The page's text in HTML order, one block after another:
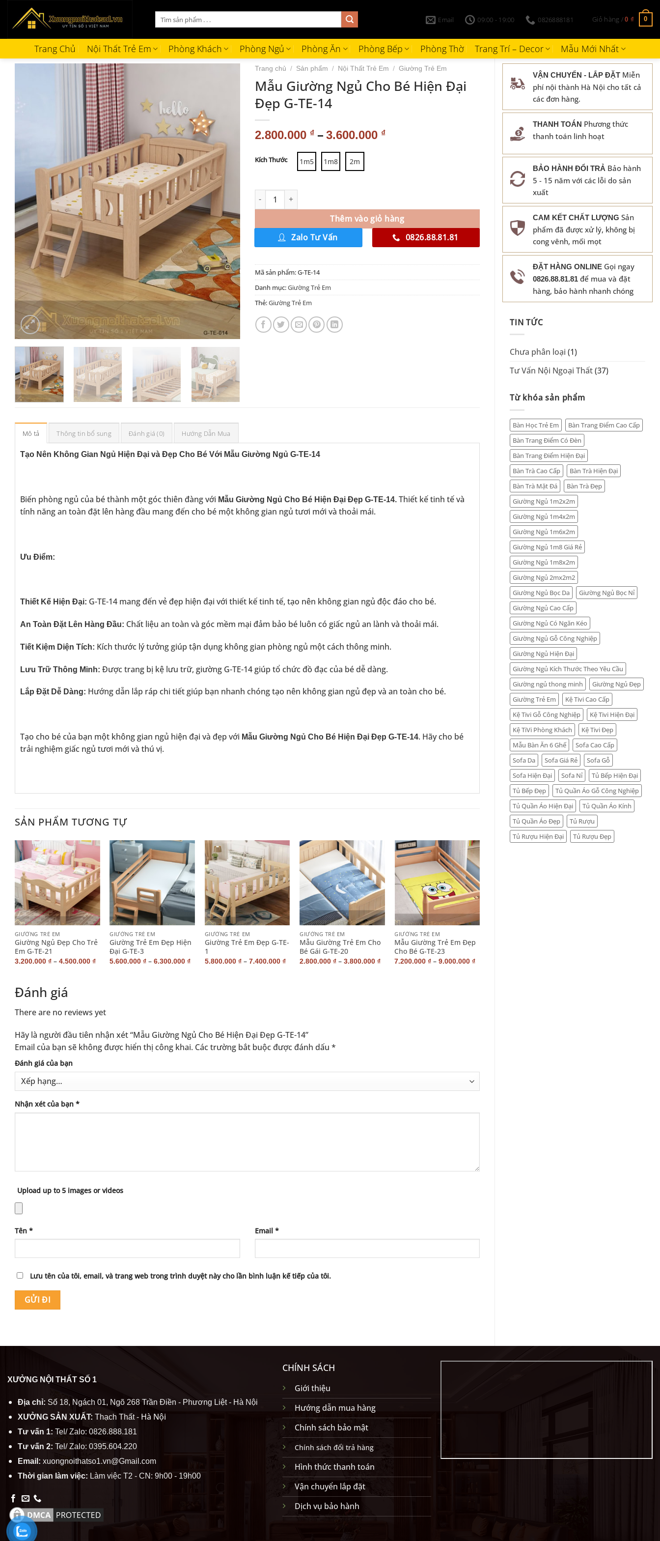
Tìm
kiếm:
Email 09:00 - 19:00 0826888181 Giỏ hàng /0 ₫ 0
Trang Chủ Nội Thất Trẻ Em Phòng Khách Phòng Ngủ Phòng Ăn Phòng Bếp Phòng Thờ Trang Trí – Decor Mẫu Mới Nhất
VẬN CHUYỂN - LẮP ĐẶT Miễn
phí nội thành Hà Nội cho tất cả
các đơn hàng.
THANH TOÁN Phương thức
thanh toán linh hoạt
BẢO HÀNH ĐỔI TRẢ Bảo hành
5 - 15 năm với các lỗi do sản
xuất
CAM KẾT CHẤT LƯỢNG Sản
phẩm đã được xử lý, không bị
cong vênh, mối mọt
ĐẶT HÀNG ONLINE Gọi ngay
0826.88.81.81 để mua và đặt
hàng, bảo hành nhanh chóng
TIN TỨC
Chưa phân loại (1)
Tư Vấn Nội Ngoại Thất(37)
Từ khóa sản phẩm
Bàn Học Trẻ Em
Bàn Trang Điểm Cao Cấp
Bàn Trang Điểm Có Đèn
Bàn Trang Điểm Hiện Đại
Bàn Trà Cao Cấp
Bàn Trà Hiện Đại
Bàn Trà Mặt Đá
Bàn Trà Đẹp
Giường Ngủ 1m2x2m
Giường Ngủ 1m4x2m
Giường Ngủ 1m6x2m
Giường Ngủ 1m8 Giá Rẻ
Giường Ngủ 1m8x2m
Giường Ngủ 2mx2m2
Giường Ngủ Bọc Da
Giường Ngủ Bọc Nỉ
Giường Ngủ Cao Cấp
Giường Ngủ Có Ngăn Kéo
Giường Ngủ Gỗ Công Nghiệp
Giường Ngủ Hiện Đại
Giường Ngủ Kích Thước Theo Yêu Cầu
Giường ngủ thong minh
Giường Ngủ Đẹp
Giường Trẻ Em
Kệ Tivi Cao Cấp
Kệ Tivi Gỗ Công Nghiệp
Kệ Tivi Hiện Đại
Kệ TiVi Phòng Khách
Kệ Tivi Đẹp
Mẫu Bàn Ăn 6 Ghế
Sofa Cao Cấp
Sofa Da
Sofa Giá Rẻ
Sofa Gỗ
Sofa Hiện Đại
Sofa Nỉ
Tủ Bếp Hiện Đại
Tủ Bếp Đẹp
Tủ Quần Áo Gỗ Công Nghiệp
Tủ Quần Áo Hiện Đại
Tủ Quần Áo Kính
Tủ Quần Áo Đẹp
Tủ Rượu
Tủ Rượu Hiện Đại
Tủ Rượu Đẹp
Trang chủ / Sản phẩm / Nội Thất Trẻ Em / Giường Trẻ Em
Mẫu Giường Ngủ Cho Bé Hiện Đại
Đẹp G-TE-14
2.800.000 ₫– 3.600.000 ₫
Kích Thước 1m5 1m8 2m
Thêm vào giỏ hàng
Zalo Tư Vấn 0826.88.81.81
Mã sản phẩm:G-TE-14
Danh mục:Giường Trẻ Em
Thẻ:Giường Trẻ Em
Mô tả Thông tin bổ sung Đánh giá (0) Hướng Dẫn Mua
Tạo Nên Không Gian Ngủ Hiện Đại và Đẹp Cho Bé Với Mẫu Giường Ngủ G-TE-14
Biến phòng ngủ của bé thành một góc thiên đàng với Mẫu Giường Ngủ Cho Bé Hiện Đại Đẹp G-TE-14. Thiết kế tinh tế và
tính năng an toàn đặt lên hàng đầu mang đến cho bé một không gian ngủ tươi mới và thoải mái.
Ưu Điểm:
Thiết Kế Hiện Đại: G-TE-14 mang đến vẻ đẹp hiện đại với thiết kế tinh tế, tạo nên không gian ngủ độc đáo cho bé.
An Toàn Đặt Lên Hàng Đầu: Chất liệu an toàn và góc mềm mại đảm bảo bé luôn có giấc ngủ an lành và thoải mái.
Tiết Kiệm Diện Tích: Kích thước lý tưởng giúp tận dụng không gian phòng ngủ một cách thông minh.
Lưu Trữ Thông Minh: Được trang bị kệ lưu trữ, giường G-TE-14 giúp tổ chức đồ đạc của bé dễ dàng.
Lắp Đặt Dễ Dàng: Hướng dẫn lắp ráp chi tiết giúp bạn nhanh chóng tạo nên không gian ngủ đẹp và an toàn cho bé.
Tạo cho bé của bạn một không gian ngủ hiện đại và đẹp với Mẫu Giường Ngủ Cho Bé Hiện Đại Đẹp G-TE-14. Hãy cho bé
trải nghiệm giấc ngủ tươi mới và thú vị.
SẢN PHẨM TƯƠNG TỰ
+
GIƯỜNG TRẺ EM
Giường Ngủ Đẹp Cho Trẻ
Em G-TE-21
3.200.000 ₫– 4.500.000 ₫
+
GIƯỜNG TRẺ EM
Giường Trẻ Em Đẹp Hiện
Đại G-TE-3
5.600.000₫ –6.300.000₫
+
GIƯỜNG TRẺ EM
Giường Trẻ Em Đẹp G-TE-
1
5.800.000 ₫– 7.400.000 ₫
GIƯỜNG TRẺ EM
Mẫu Giường Trẻ Em Cho
Bé Gái G-TE-20
2.800.000 ₫– 3.800.000 ₫
GIƯỜNG TRẺ EM
Mẫu Giường Trẻ Em Đẹp
Cho Bé G-TE-23
7.200.000₫ –9.000.000₫
Đánh giá
There are no reviews yet
Hãy là người đầu tiên nhận xét “Mẫu Giường Ngủ Cho Bé Hiện Đại Đẹp G-TE-14”
Email của bạn sẽ không được hiển thị công khai. Các trường bắt buộc được đánh dấu *
Đánh giá của bạn
Nhận xét của bạn *
Upload up to 5 images or videos
Tên * Email *
Lưu tên của tôi, email, và trang web trong trình duyệt này cho lần bình luận kế tiếp của tôi.
Alternative:
XƯỞNG NỘI THẤT SỐ 1
Địa chỉ: Số 18, Ngách 01, Ngõ 268 Trần Điền - Phương Liệt - Hà Nội
XƯỞNG SẢN XUẤT: Thạch Thất -Hà Nội
Tư vấn 1: Tel/ Zalo: 0826.888.181
Tư vấn 2: Tel/ Zalo: 0395.604.220
Email: xuongnoithatso1.vn@Gmail.com
Thời gian làm việc: Làm việc T2 - CN: 9h00 - 19h00
CHÍNH SÁCH
Giới thiệu
Hướng dẫn mua hàng
Chính sách bảo mật
Chính sách đổi trả hàng
Hình thức thanh toán
Vận chuyển lắp đặt
Dịch vụ bảo hành